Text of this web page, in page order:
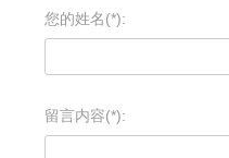
您的姓名(*):
留言内容(*):